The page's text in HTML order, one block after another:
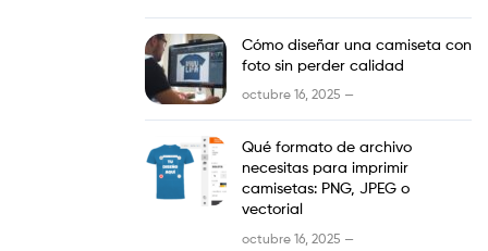
Cómo diseñar una camiseta con
foto sin perder calidad
octubre 16, 2025 —
Qué formato de archivo
necesitas para imprimir
camisetas: PNG, JPEG o
vectorial
octubre 16, 2025 —